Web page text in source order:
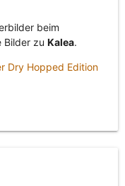
beim
Bilder zu Kalea.
Dry Hopped Edition